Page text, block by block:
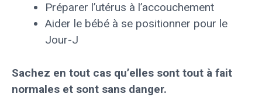
Préparer l’utérus à l’accouchement
Aider le bébé à se positionner pour le
Jour-J
Sachez en tout cas qu’elles sont tout à fait
normales et sont sans danger.